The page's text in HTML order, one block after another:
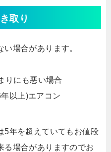
取り
場合があります。
りにも悪い場合
以上)エアコン
5年を超えていてもお値段
る場合がありますのでお